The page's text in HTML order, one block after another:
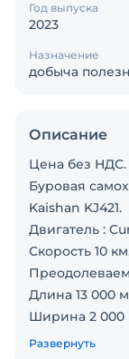
Год выпуска
2023
Назначение
добыча
Описание
Цена без НДС.
Буровая
Kaishan KJ421.
Двигатель :
Скорость 10
Длина 13 000
Ширина 2 000
Высота 2
Развернуть